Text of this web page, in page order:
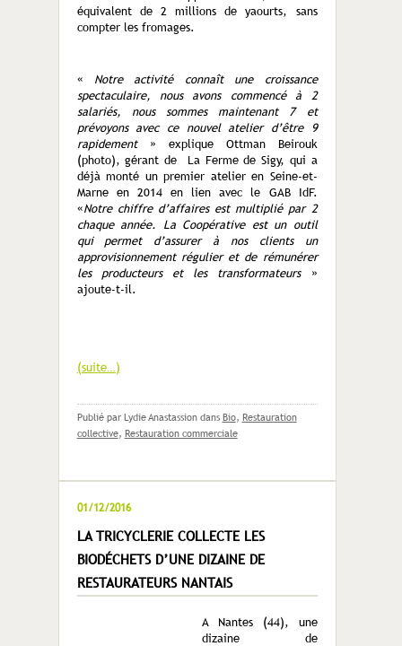
équivalent de 2 millions de yaourts, sans
compter les fromages.
« Notre activité connaît une croissance
spectaculaire, nous avons commencé à 2
salariés, nous sommes maintenant 7 et
prévoyons avec ce nouvel atelier d’être 9
rapidement» explique Ottman Beirouk
(photo), gérant de La Ferme de Sigy, qui a
déjà monté un premier atelier en Seine-et-
Marne en 2014 en lien avec le GAB IdF.
«Notre chiffre d’affaires est multiplié par 2
chaque année. La Coopérative est un outil
qui permet d’assurer à nos clients un
approvisionnement régulier et de rémunérer
les producteurs et les transformateurs»
ajoute-t-il.
(suite…)
Publié par Lydie Anastassion dans Bio, Restauration
collective, Restauration commerciale
01/12/2016
LA TRICYCLERIE COLLECTE LES
BIODÉCHETS D’UNE DIZAINE DE
RESTAURATEURS NANTAIS
A Nantes (44), une
dizaine de